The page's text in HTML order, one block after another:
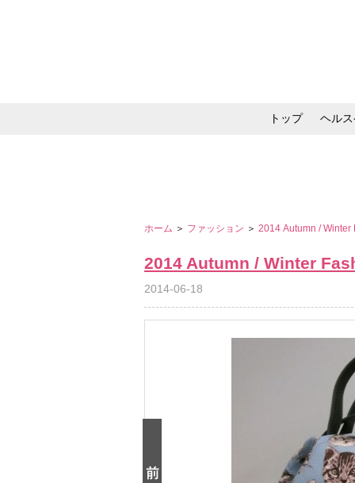
トップ ヘル
ホーム ＞ ファッション ＞ 2014 Autumn /
2014 Autumn / Winter
2014-06-18